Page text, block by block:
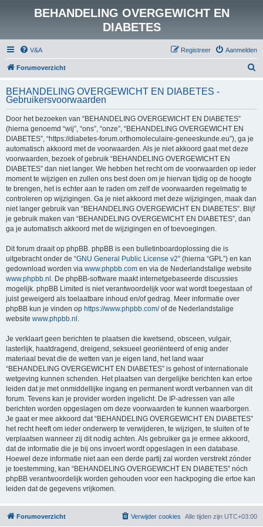
BEHANDELING OVERGEWICHT EN
DIABETES
V&A Aanmelden
Registreer
Forumoverzicht
k
BEHANDELING OVERGEWICHT EN DIABETES -
Gebruikersvoorwaarden
Door het bezoeken van “BEHANDELING OVERGEWICHT EN DIABETES”
(hierna genoemd “wij”, “ons”, “onze”, “BEHANDELING OVERGEWICHT EN
DIABETES”, “https://diabetes-forum.orthomoleculaire-geneeskunde.eu”), ga je
automatisch akkoord met de voorwaarden. Als je niet akkoord gaat met deze
voorwaarden, bezoek of gebruik “BEHANDELING OVERGEWICHT EN
DIABETES” dan niet langer. We hebben het recht om de voorwaarden op ieder
moment te wijzigen en zullen ons best doen om je hiervan tijdig op de hoogte
te brengen, het is echter aan te raden om zelf de voorwaarden regelmatig te
controleren op wijzigingen. Ga je niet akkoord met deze wijzigingen, maak dan
niet langer gebruik van “BEHANDELING OVERGEWICHT EN DIABETES”. Blijf
je gebruik maken van “BEHANDELING OVERGEWICHT EN DIABETES”, dan
ga je automatisch akkoord met de wijzigingen en of toevoegingen.
Dit forum draait op phpBB. phpBB is een bulletinboardoplossing die is
uitgebracht onder de “GNU General Public License v2” (hierna “GPL”) en kan
gedownload worden via www.phpbb.com en via de Nederlandstalige website
www.phpbb.nl . De phpBB-software maakt internetgebaseerde discussies
mogelijk. phpBB Limited is niet verantwoordelijk voor wat wordt toegestaan of
juist geweigerd als toelaatbare inhoud en/of gedrag. Meer informatie over
phpBB kun je vinden op https://www.phpbb.com/of de Nederlandstalige
website www.phpbb.nl .
Je verklaart geen berichten te plaatsen die kwetsend, obsceen, vulgair,
lasterlijk, haatdragend, dreigend, seksueel georiënteerd of enig ander
materiaal bevat die de wetten van je eigen land, het land waar
“BEHANDELING OVERGEWICHT EN DIABETES” is gehost of internationale
wetgeving kunnen schenden. Het plaatsen van dergelijke berichten kan ertoe
leiden dat je met onmiddellijke ingang en permanent wordt verbannen van dit
forum. Tevens kan je provider worden ingelicht. De IP-adressen van alle
berichten worden opgeslagen om deze voorwaarden te kunnen waarborgen.
Je gaat er mee akkoord dat “BEHANDELING OVERGEWICHT EN DIABETES”
het recht heeft om ieder onderwerp te verwijderen, te wijzigen, te sluiten of te
verplaatsen wanneer zij dit nodig achten. Als gebruiker ga je ermee akkoord,
dat de informatie die je bij ons invoert wordt opgeslagen in een database.
Hoewel deze informatie niet aan een derde partij zal worden verstrekt zónder
je toestemming, kan “BEHANDELING OVERGEWICHT EN DIABETES” nóch
phpBB verantwoordelijk worden gehouden voor een hackpoging die ertoe kan
leiden dat de gegevens vrijkomen.
Forumoverzicht Alle tijden zijn UTC+03:00
Verwijder cookies